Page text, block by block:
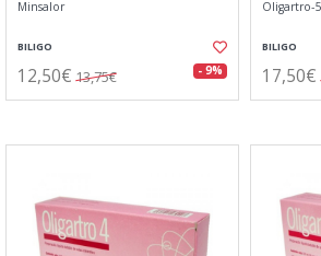
Minsalor
BILIGO
12,50€ 13,75€ - 9%
Oligartro-5
BILIGO
17,50€